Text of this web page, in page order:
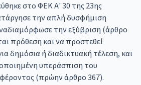
στο ΦΕΚ Α' 30 της 23ης
την απλή δυσφήμιση
την εξύβριση (άρθρο
πρόθεση και να προστεθεί
δημόσια ή διαδικτυακή τέλεση, και
υπεράσπιση του
(πρώην άρθρο 367).